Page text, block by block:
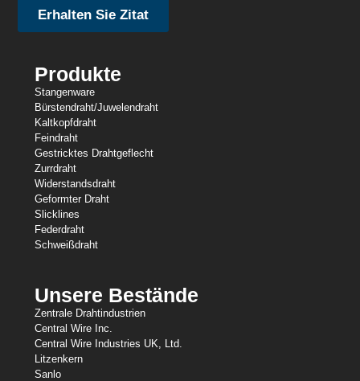
Erhalten Sie Zitat
Produkte
Stangenware
Bürstendraht/Juwelendraht
Kaltkopfdraht
Feindraht
Gestricktes Drahtgeflecht
Zurrdraht
Widerstandsdraht
Geformter Draht
Slicklines
Federdraht
Schweißdraht
Unsere Bestände
Zentrale Drahtindustrien
Central Wire Inc.
Central Wire Industries UK, Ltd.
Litzenkern
Sanlo